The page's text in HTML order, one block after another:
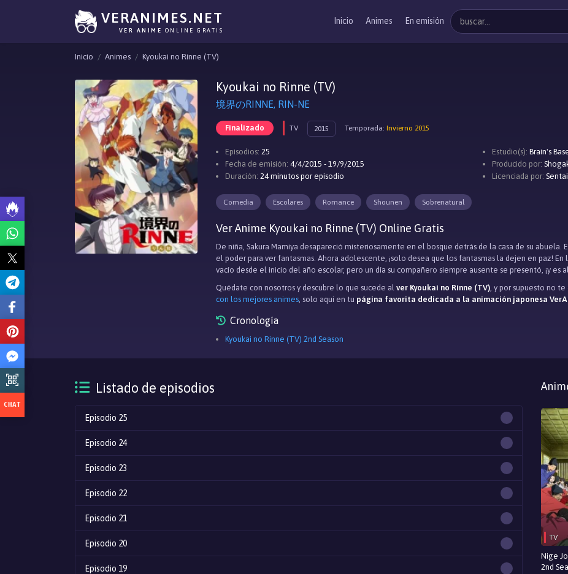
VERANIMES.NET
VER ANIME ONLINE GRATIS
Inicio Animes En emisión
Inicio Animes Kyoukai no Rinne (TV)
Kyoukai no Rinne (TV)
境界のRINNE, RIN-NE
Finalizado TV 2015 Temporada: Invierno 2015
Episodios: 25
Fecha de emisión: 4/4/2015 - 19/9/2015
Duración: 24 minutos por episodio
Estudio(s): Brain's
Producido por:
Licenciada por:
Comedia Escolares Romance Shounen Sobrenatural
Ver Anime Kyoukai no Rinne (TV) Online Gratis
De niña, Sakura Mamiya desapareció misteriosamente en el bosque detrás de la casa de su
el poder para ver fantasmas. Ahora adolescente, ¡solo desea que los fantasmas la dejen en paz!
vacío desde el inicio del año escolar, pero un día su compañero siempre ausente se presentó, ¡y es
Quédate con nosotros y descubre lo que sucede al ver Kyoukai no Rinne (TV), y por supuesto no
con los mejores animes, solo aqui en tu página favorita dedicada a la animación japonesa
Cronología
Kyoukai no Rinne (TV) 2nd Season
Listado de episodios
Episodio 25
Episodio 24
Episodio 23
Episodio 22
Episodio 21
Episodio 20
Episodio 19
TV
Nige
2nd